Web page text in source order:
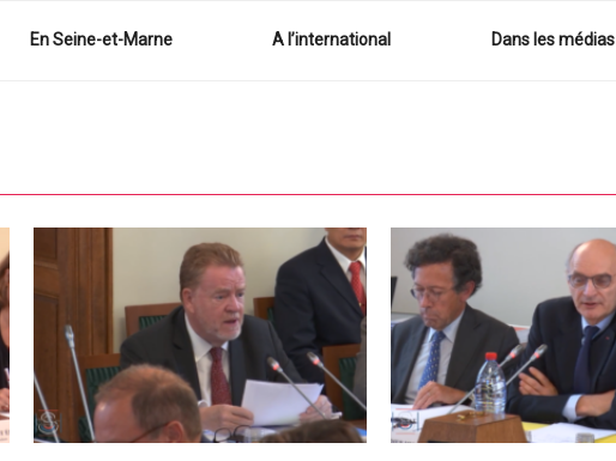
En Seine-et-Marne A l’international Dans les médias